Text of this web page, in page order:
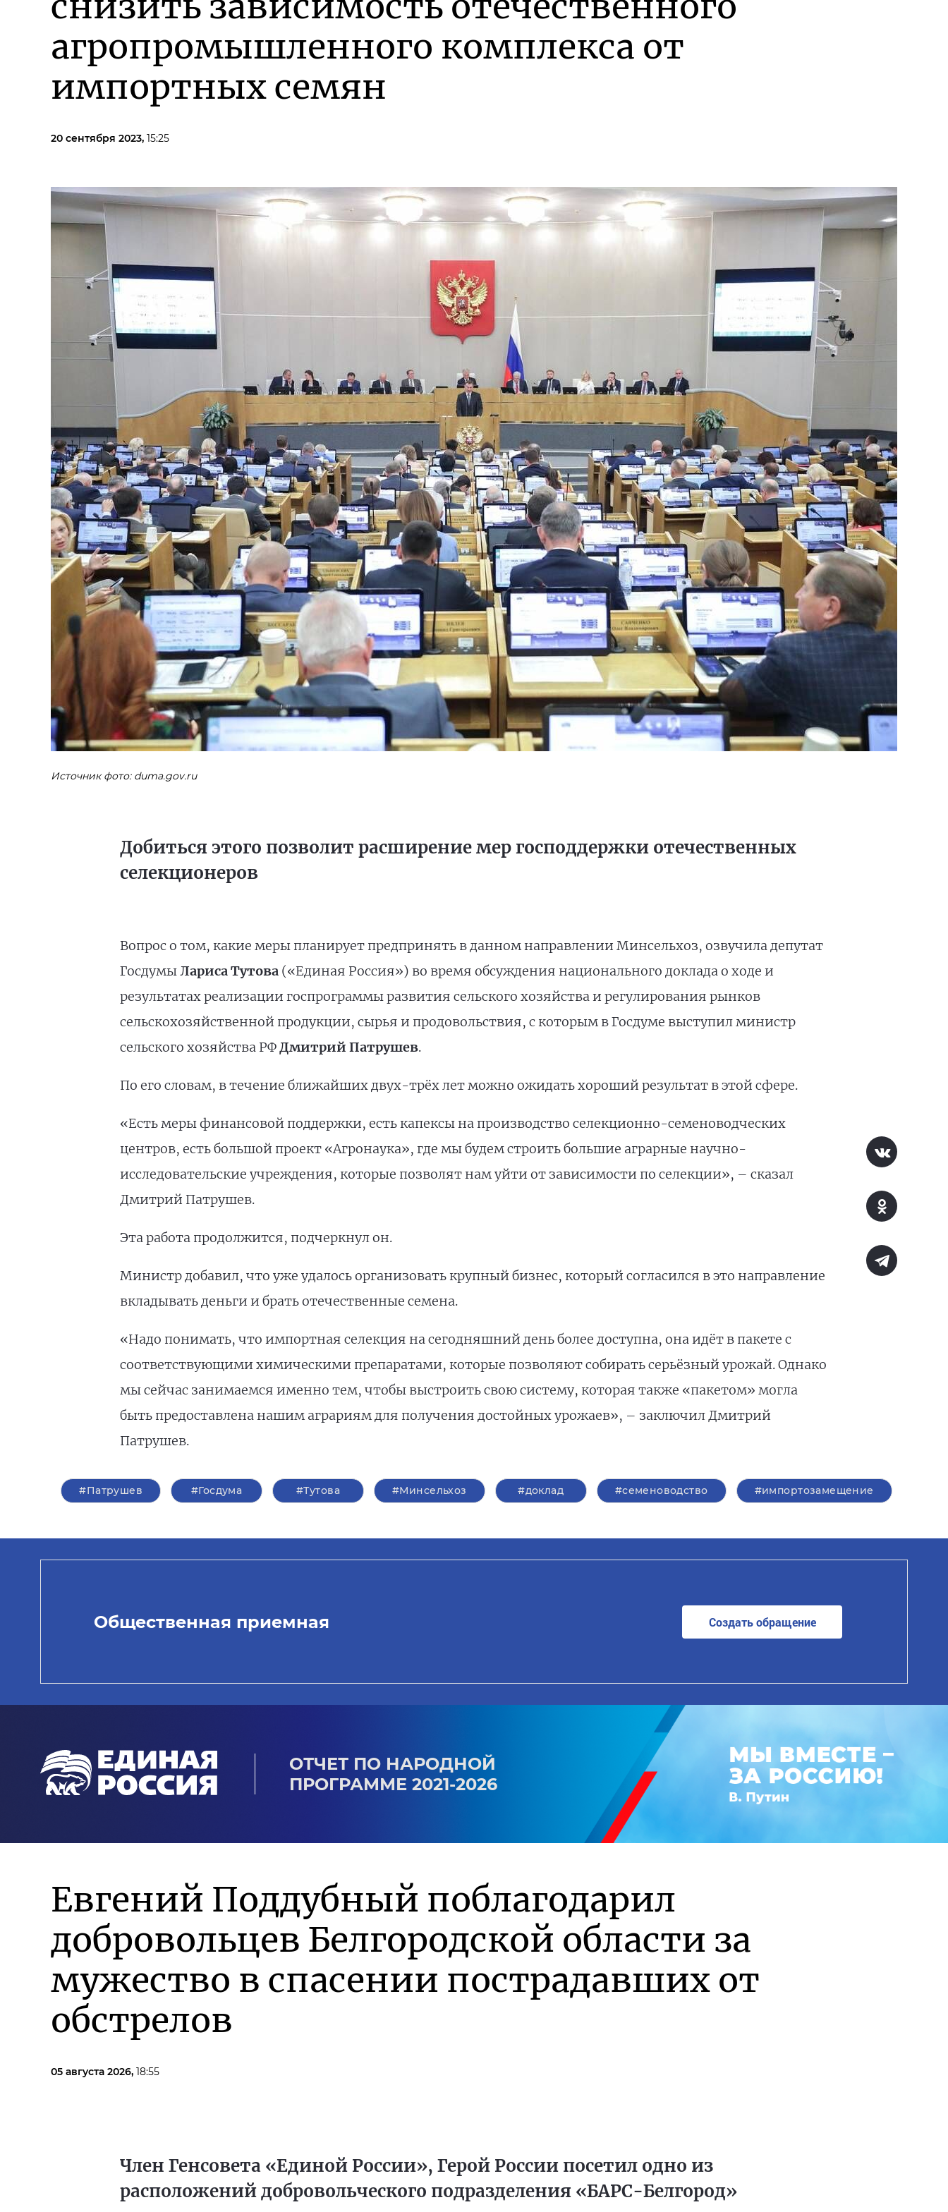
агропромышленного комплекса от
импортных семян
20 сентября 2023, 15:25
Источник фото: duma.gov.ru
Добиться этого позволит расширение мер господдержки отечественных
селекционеров
Вопрос о том, какие меры планирует предпринять в данном направлении Минсельхоз, озвучила депутат
ГосдумыЛариса Тутова(«Единая Россия») во время обсуждения национального доклада о ходе и
результатах реализации госпрограммы развития сельского хозяйства и регулирования рынков
сельскохозяйственной продукции, сырья и продовольствия, с которым в Госдуме выступил министр
сельского хозяйства РФДмитрий Патрушев.
По его словам, в течение ближайших двух-трёх лет можно ожидать хороший результат в этой сфере.
«Есть меры финансовой поддержки, есть капексы на производство селекционно-семеноводческих
центров, есть большой проект «Агронаука», где мы будем строить большие аграрные научно-
исследовательские учреждения, которые позволят нам уйти от зависимости по селекции», – сказал
Дмитрий Патрушев.
Эта работа продолжится, подчеркнул он.
Министр добавил, что уже удалось организовать крупный бизнес, который согласился в это направление
вкладывать деньги и брать отечественные семена.
«Надо понимать, что импортная селекция на сегодняшний день более доступна, она идёт в пакете с
соответствующими химическими препаратами, которые позволяют собирать серьёзный урожай. Однако
мы сейчас занимаемся именно тем, чтобы выстроить свою систему, которая также «пакетом» могла
быть предоставлена нашим аграриям для получения достойных урожаев», – заключил Дмитрий
Патрушев.
#Патрушев #Госдума #Тутова #Минсельхоз #доклад #семеноводство #импортозамещение
Общественная приемная Создать обращение
ОТЧЕТ ПО НАРОДНОЙ
ПРОГРАММЕ 2021-2026
Евгений Поддубный поблагодарил
добровольцев Белгородской области за
мужество в спасении пострадавших от
обстрелов
05 августа 2026, 18:55
Член Генсовета «Единой России», Герой России посетил одно из
расположений добровольческого подразделения «БАРС-Белгород»